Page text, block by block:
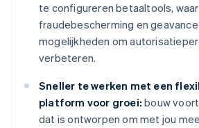
te configureren betaaltools,
fraudebescherming en
mogelijkheden om
verbeteren.
Sneller te werken met een
platform voor groei: bouw
dat is ontworpen om met jou